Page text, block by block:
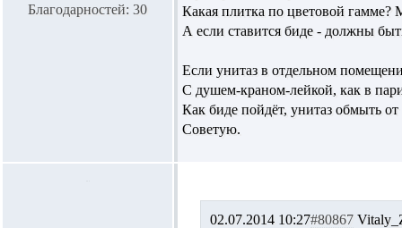
Благодарностей: 30
Какая плитка по цветовой гамме?
А если ставится биде - должны
Если унитаз в отдельном
С душем-краном-лейкой, как в
Как биде пойдёт, унитаз обмыть
Советую.
02.07.2014 10:27#80867